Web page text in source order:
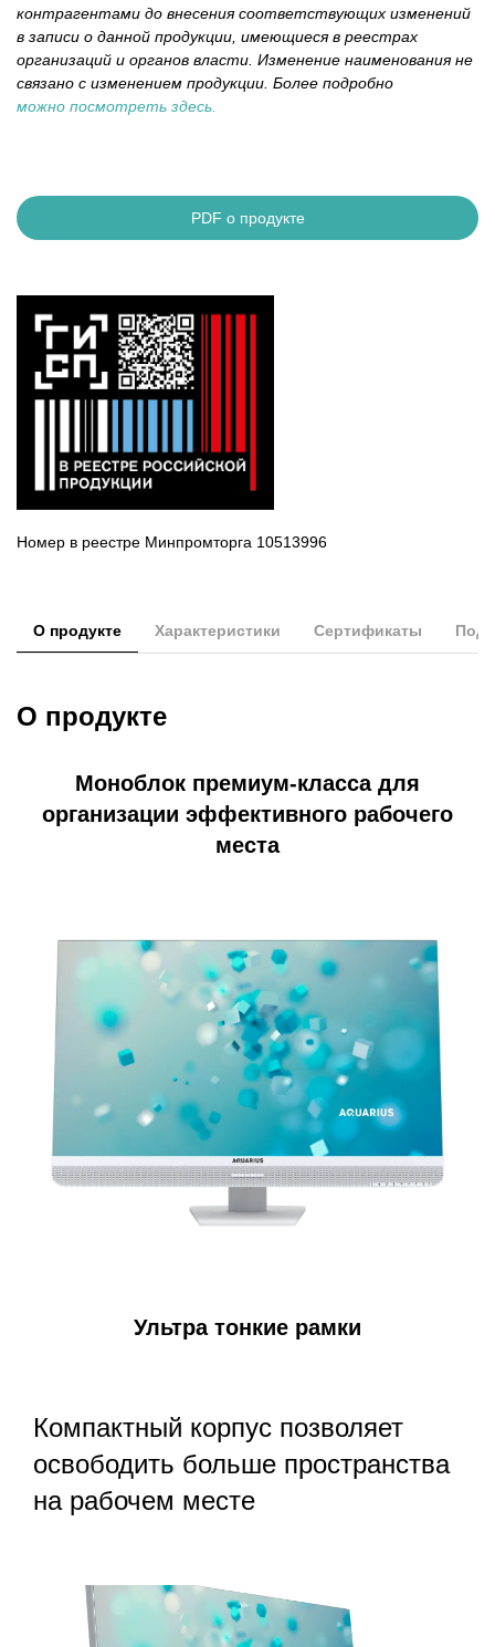
контрагентами до внесения соответствующих изменений
в записи о данной продукции, имеющиеся в реестрах
организаций и органов власти. Изменение наименования не
связано с изменением продукции. Более подробно
можно посмотреть здесь.
PDF о продукте
Номер в реестре Минпромторга 10513996
О продукте Характеристики Сертификаты
О продукте
Моноблок премиум-класса для
организации эффективного рабочего
места
Ультра тонкие рамки
Компактный корпус позволяет
освободить больше пространства
на рабочем месте